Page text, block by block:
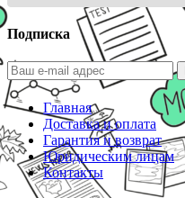
Подписка
Главная
Доставка и оплата
Гарантия и возврат
Юридическим лицам
Контакты